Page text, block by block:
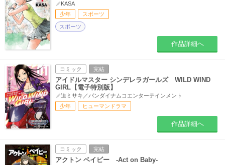
KASA
少年
スポーツ
スポーツ
作品詳細へ
コミック 完結
アイドルマスター シンデレラガールズ WILD WIND
GIRL【電子特別版】
迫ミサキ／バンダイナムコエンターテインメント
少年
ヒューマンドラマ
作品詳細へ
コミック 完結
アクトン ベイビー -Act on Baby-